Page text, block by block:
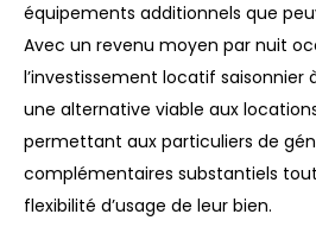
équipements additionnels que
Avec un revenu moyen par nuit
l’investissement locatif saisonnier
une alternative viable aux
permettant aux particuliers de
complémentaires substantiels
flexibilité d’usage de leur bien.